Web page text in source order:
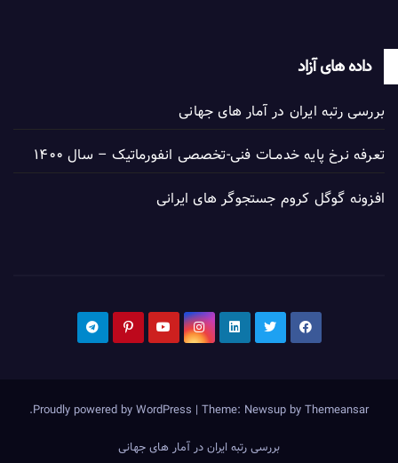
داده های آزاد
بررسی رتبه ایران در آمار های جهانی
تعرفه نرخ پایه خدمــات فنی-تخصصی انفورماتیک – سال ۱۴۰۰
افزونه گوگل کروم جستجوگر های ایرانی
Proudly powered by WordPress | Theme: Newsup byThemeansar
.
بررسی رتبه ایران در آمار های جهانی